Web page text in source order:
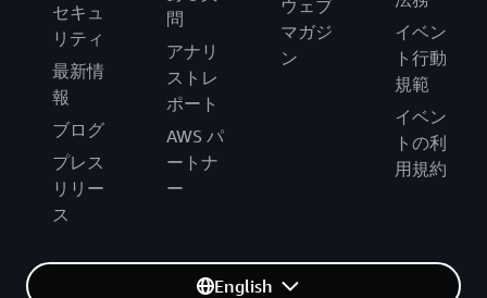
セキュ
リティ
最新情
報
ブログ
プレス
リリー
ス
問
アナリ
ストレ
ポート
AWS パ
ートナ
ー
ウェブ
マガジ
ン
イベン
ト行動
規範
イベン
トの利
用規約
English